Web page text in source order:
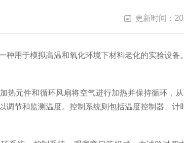
更新时间：
用于模拟高温和氧化环境下材料老化的实验设备
元件和循环风扇将空气进行加热并保持循环，从
调节和监测温度。控制系统则包括温度控制器、计